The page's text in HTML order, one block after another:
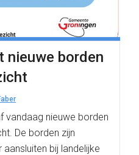
nieuwe borden
vandaag nieuwe borden
De borden zijn
bij landelijke